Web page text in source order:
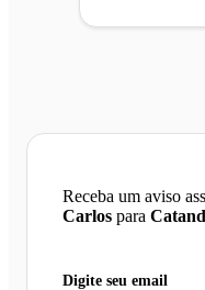
Receba um aviso
Carlos para
Digite seu email